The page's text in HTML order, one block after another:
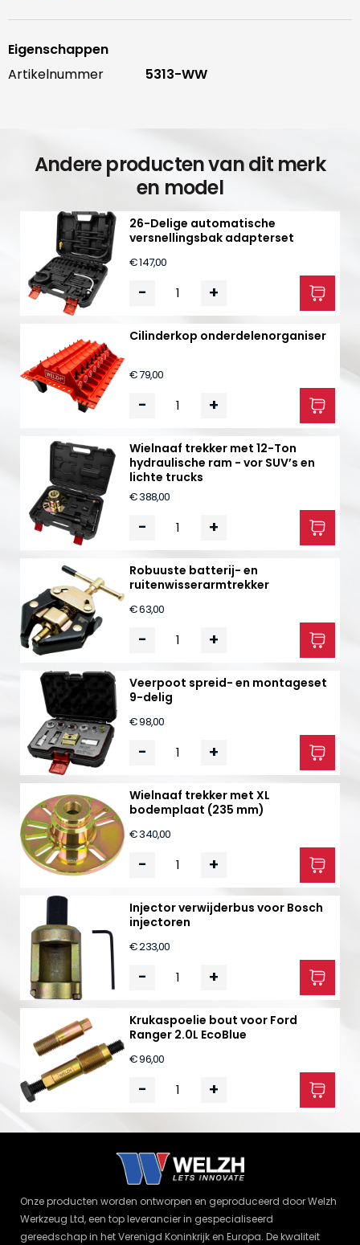
Eigenschappen
Artikelnummer
5313-WW
Andere producten van dit merk
en model
26-Delige automatische
versnellingsbak adapterset
€ 147,00
- +
Cilinderkop onderdelenorganiser
€ 79,00
- +
Wielnaaf trekker met 12-Ton
hydraulische ram - vor SUV’s en
lichte trucks
€ 388,00
- +
Robuuste batterij- en
ruitenwisserarmtrekker
€ 63,00
- +
Veerpoot spreid- en montageset
9-delig
€ 98,00
- +
Wielnaaf trekker met XL
bodemplaat (235 mm)
€ 340,00
- +
Injector verwijderbus voor Bosch
injectoren
€ 233,00
- +
Krukaspoelie bout voor Ford
Ranger 2.0L EcoBlue
€ 96,00
- +
Onze producten worden ontworpen en geproduceerd door Welzh
Werkzeug Ltd, een top leverancier in gespecialiseerd
gereedschap in het Verenigd Koninkrijk en Europa. De kwaliteit